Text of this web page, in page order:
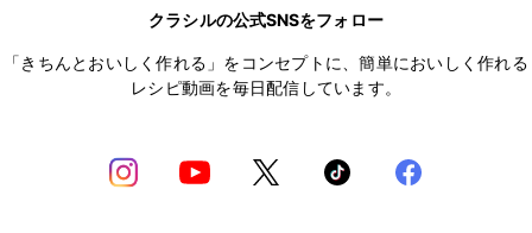
クラシルの公式SNSをフォロー
「きちんとおいしく作れる」をコンセプトに、簡単においしく作れる
レシピ動画を毎日配信しています。